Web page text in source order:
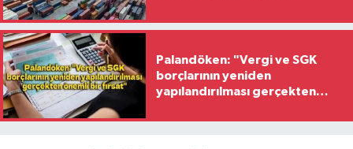
Palandöken: "Vergi ve SGK
borçlarının yeniden
yapılandırılması gerçekten